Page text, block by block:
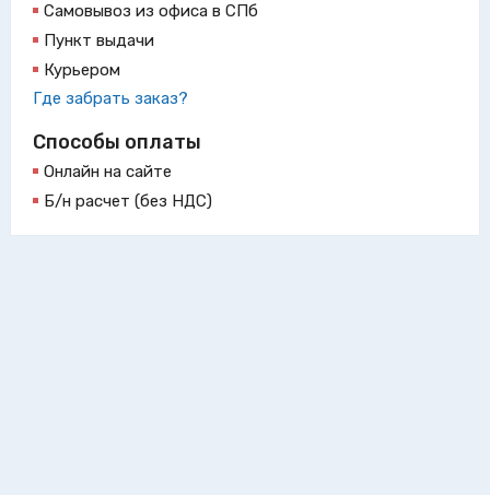
Самовывоз из офиса в СПб
Пункт выдачи
Курьером
Где забрать заказ?
Способы оплаты
Онлайн на сайте
Б/н расчет (без НДС)